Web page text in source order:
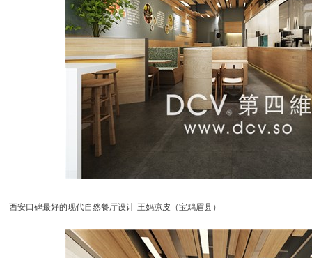
西安口碑最好的现代自然餐厅设计-王妈凉皮（宝鸡眉县）